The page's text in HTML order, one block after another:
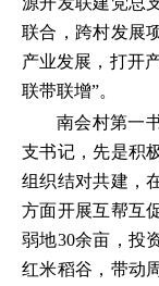
联合，跨村发展
产业发展，打开
联带联增”。
南会村第一
支书记，先是积
组织结对共建，
方面开展互帮互
弱地30余亩，投
红米稻谷，带动